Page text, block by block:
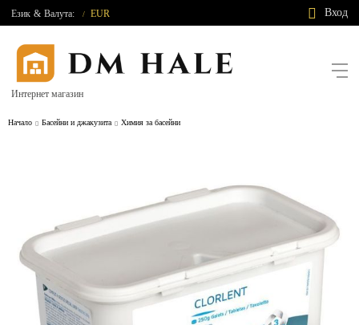
Език & Валута: / EUR Вход
Интернет магазин
Начало Басейни и джакузита Химия за басейни